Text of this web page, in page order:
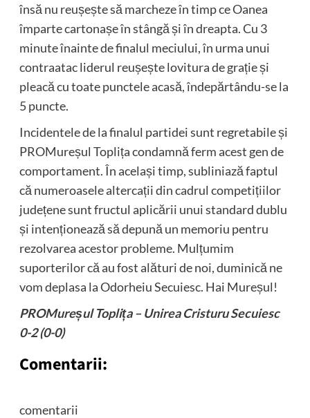
însă nu reușește să marcheze în timp ce Oanea
împarte cartonașe în stângă și în dreapta. Cu 3
minute înainte de finalul meciului, în urma unui
contraatac liderul reușește lovitura de grație și
pleacă cu toate punctele acasă, îndepărtându-se la
5 puncte.
Incidentele de la finalul partidei sunt regretabile și
PROMureșul Toplița condamnă ferm acest gen de
comportament. În același timp, subliniază faptul
că numeroasele altercații din cadrul competițiilor
județene sunt fructul aplicării unui standard dublu
și intenționează să depună un memoriu pentru
rezolvarea acestor probleme. Mulțumim
suporterilor că au fost alături de noi, duminică ne
vom deplasa la Odorheiu Secuiesc. Hai Mureșul!
PROMureșul Toplița – Unirea Cristuru Secuiesc
0-2 (0-0)
Comentarii:
comentarii